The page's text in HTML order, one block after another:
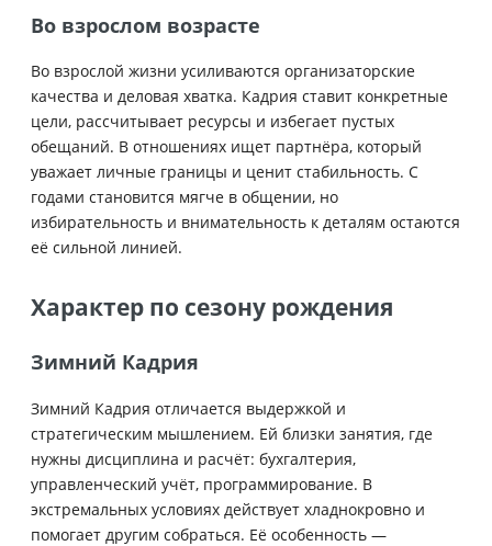
Во взрослом возрасте
Во взрослой жизни усиливаются организаторские
качества и деловая хватка. Кадрия ставит конкретные
цели, рассчитывает ресурсы и избегает пустых
обещаний. В отношениях ищет партнёра, который
уважает личные границы и ценит стабильность. С
годами становится мягче в общении, но
избирательность и внимательность к деталям остаются
её сильной линией.
Характер по сезону рождения
Зимний Кадрия
Зимний Кадрия отличается выдержкой и
стратегическим мышлением. Ей близки занятия, где
нужны дисциплина и расчёт: бухгалтерия,
управленческий учёт, программирование. В
экстремальных условиях действует хладнокровно и
помогает другим собраться. Её особенность —